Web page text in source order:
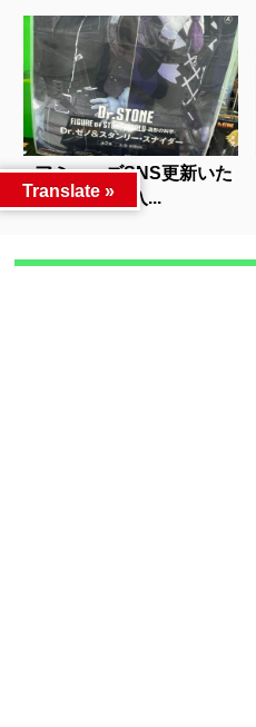
■アミューズSNS更新いた
しました！【入...
Translate »